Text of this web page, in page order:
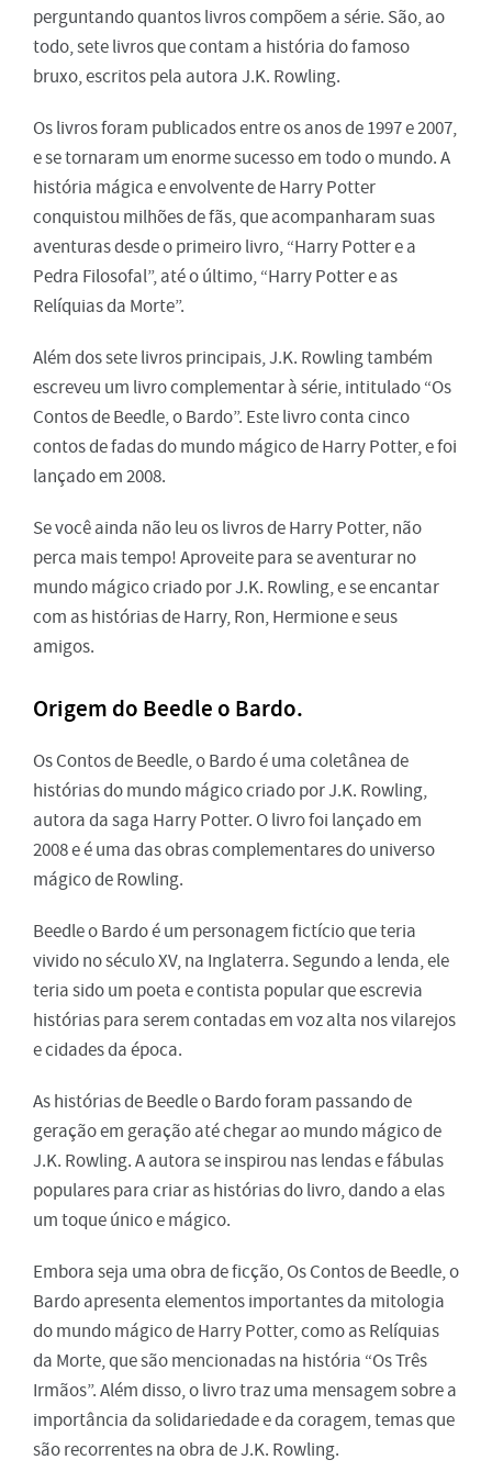
perguntando quantos livros compõem a série. São, ao
todo, sete livros que contam a história do famoso
bruxo, escritos pela autora J.K. Rowling.
Os livros foram publicados entre os anos de 1997 e 2007,
e se tornaram um enorme sucesso em todo o mundo. A
história mágica e envolvente de Harry Potter
conquistou milhões de fãs, que acompanharam suas
aventuras desde o primeiro livro, “Harry Potter e a
Pedra Filosofal”, até o último, “Harry Potter e as
Relíquias da Morte”.
Além dos sete livros principais, J.K. Rowling também
escreveu um livro complementar à série, intitulado “Os
Contos de Beedle, o Bardo”. Este livro conta cinco
contos de fadas do mundo mágico de Harry Potter, e foi
lançado em 2008.
Se você ainda não leu os livros de Harry Potter, não
perca mais tempo! Aproveite para se aventurar no
mundo mágico criado por J.K. Rowling, e se encantar
com as histórias de Harry, Ron, Hermione e seus
amigos.
Origem do Beedle o Bardo.
Os Contos de Beedle, o Bardo é uma coletânea de
histórias do mundo mágico criado por J.K. Rowling,
autora da saga Harry Potter. O livro foi lançado em
2008 e é uma das obras complementares do universo
mágico de Rowling.
Beedle o Bardo é um personagem fictício que teria
vivido no século XV, na Inglaterra. Segundo a lenda, ele
teria sido um poeta e contista popular que escrevia
histórias para serem contadas em voz alta nos vilarejos
e cidades da época.
As histórias de Beedle o Bardo foram passando de
geração em geração até chegar ao mundo mágico de
J.K. Rowling. A autora se inspirou nas lendas e fábulas
populares para criar as histórias do livro, dando a elas
um toque único e mágico.
Embora seja uma obra de ficção, Os Contos de Beedle, o
Bardo apresenta elementos importantes da mitologia
do mundo mágico de Harry Potter, como as Relíquias
da Morte, que são mencionadas na história “Os Três
Irmãos”. Além disso, o livro traz uma mensagem sobre a
importância da solidariedade e da coragem, temas que
são recorrentes na obra de J.K. Rowling.